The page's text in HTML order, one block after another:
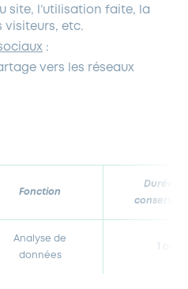
site, l’utilisation faite, la
visiteurs, etc.
:
vers les réseaux
Fonction
Durée de
Analyse de
données